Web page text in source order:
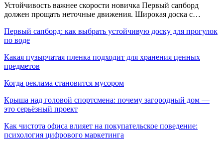
Устойчивость важнее скорости новичка Первый сапборд
должен прощать неточные движения. Широкая доска с…
Первый сапборд: как выбрать устойчивую доску для прогулок
по воде
Какая пузырчатая пленка подходит для хранения ценных
предметов
Когда реклама становится мусором
Крыша над головой спортсмена: почему загородный дом —
это серьёзный проект
Как чистота офиса влияет на покупательское поведение:
психология цифрового маркетинга